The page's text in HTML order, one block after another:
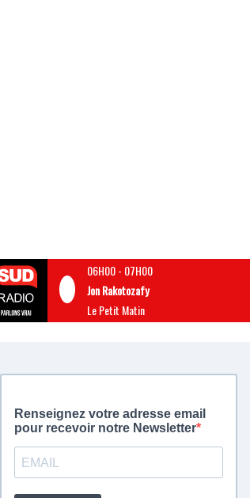
06H00- 07H00
Jon Rakotozafy
Le Petit Matin